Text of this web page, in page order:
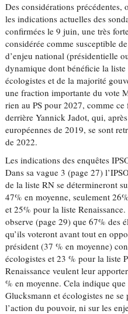
Des considérations précédentes,
les indications actuelles des
confirmées le 9 juin, une très
considérée comme susceptible
d’enjeu national (présidentielle
dynamique dont bénéficie la
écologistes et de la majorité
une fraction importante du vote
rien au PS pour 2027, comme
derrière Yannick Jadot, qui,
européennes de 2019, se sont
de 2022.
Les indications des enquêtes
Dans sa vague 3 (page 27)
de la liste RN se détermineront
47% en moyenne, seulement
et 25% pour la liste
observe (page 29) que 67% des
qu’ils voteront avant tout en
président (37 % en moyenne)
écologistes et 23 % pour la liste
Renaissance veulent leur
% en moyenne. Cela indique
Glucksmann et écologistes ne
l’action du pouvoir, ni sur les